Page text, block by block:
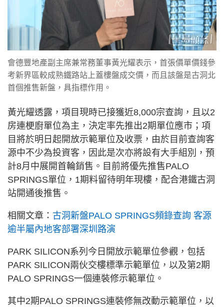
會德豐地產副主席兼常務董事黃光耀表示，首張價單價錢參
考新界區較成熟鐵路站上蓋樓盤成交價，而且該盤是古洞北
首個推售新盤，具指標作用。
黃光耀透露，項目現時已接獲近8,000宗查詢，且以2
房連梗廚單位為主，決定率先推出2期單位應市；項
目將於明日起開放示範單位及收票，由於目前查詢客
源中不少為投資客，因此是次亦將設有大手組別，預
計8月中展開首輪銷售。目前將優先推售PALO
SPRINGS單位，1期料留待明年現樓，配合港鐵古洞
站開通後推售。
相關文章： 古洞新盤PALO SPRINGS頻錄查詢 客源
逾半屬內地客部署深圳路演
PARK SILICON系列今日開放示範單位參觀，包括
PARK SILICON兩伙交樓標準示範單位，以及第2期
PALO SPRINGS一個連裝修示範單位。
其中2期PALO SPRINGS連裝修無改動示範單位，以